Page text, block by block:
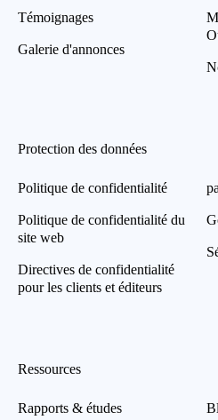
Témoignages
Galerie d'annonces
Protection des données
Politique de confidentialité
Politique de confidentialité du
site web
Directives de confidentialité
pour les clients et éditeurs
Ressources
Rapports & études